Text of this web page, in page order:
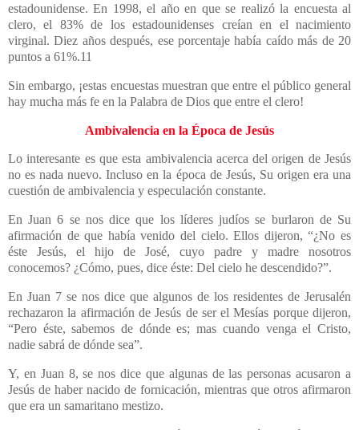
estadounidense. En 1998, el año en que se realizó la encuesta al
clero, el 83% de los estadounidenses creían en el nacimiento
virginal. Diez años después, ese porcentaje había caído más de 20
puntos a 61%.11
Sin embargo, ¡estas encuestas muestran que entre el público general
hay mucha más fe en la Palabra de Dios que entre el clero!
Ambivalencia en la Época de Jesús
Lo interesante es que esta ambivalencia acerca del origen de Jesús
no es nada nuevo. Incluso en la época de Jesús, Su origen era una
cuestión de ambivalencia y especulación constante.
En Juan 6 se nos dice que los líderes judíos se burlaron de Su
afirmación de que había venido del cielo. Ellos dijeron, “¿No es
éste Jesús, el hijo de José, cuyo padre y madre nosotros
conocemos? ¿Cómo, pues, dice éste: Del cielo he descendido?”.
En Juan 7 se nos dice que algunos de los residentes de Jerusalén
rechazaron la afirmación de Jesús de ser el Mesías porque dijeron,
“Pero éste, sabemos de dónde es; mas cuando venga el Cristo,
nadie sabrá de dónde sea”.
Y, en Juan 8, se nos dice que algunas de las personas acusaron a
Jesús de haber nacido de fornicación, mientras que otros afirmaron
que era un samaritano mestizo.